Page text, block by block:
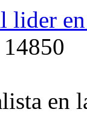
lider
en